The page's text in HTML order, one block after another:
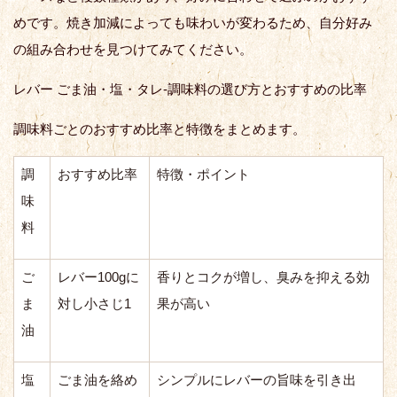
めです。焼き加減によっても味わいが変わるため、自分好み
の組み合わせを見つけてみてください。
レバー ごま油・塩・タレ-調味料の選び方とおすすめの比率
調味料ごとのおすすめ比率と特徴をまとめます。
調
味
料
おすすめ比率 特徴・ポイント
ご
ま
油
レバー100gに
対し小さじ1
香りとコクが増し、臭みを抑える効
果が高い
塩 ごま油を絡め シンプルにレバーの旨味を引き出